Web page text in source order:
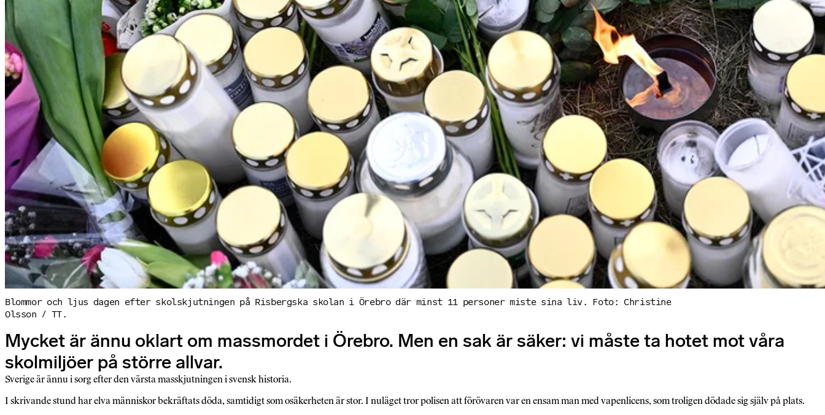
Blommor och ljus dagen efter skolskjutningen på Risbergska skolan i Örebro där minst 11 personer miste sina liv. Foto: Christine
Olsson / TT.
Mycket är ännu oklart om massmordet i Örebro. Men en sak är säker: vi måste ta hotet mot våra
skolmiljöer på större allvar.
Sverige är ännu i sorg efter den värsta masskjutningen i svensk historia.
I skrivande stund har elva människor bekräftats döda, samtidigt som osäkerheten är stor. I nuläget tror polisen att förövaren var en ensam man med vapenlicens, som troligen dödade sig själv på plats.